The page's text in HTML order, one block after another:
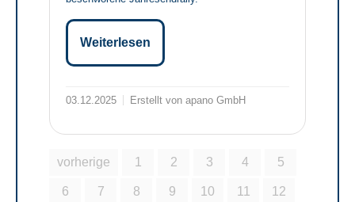
Weiterlesen
03.12.2025 Erstellt von apano GmbH
vorherige 1 2 3 4 5
6 7 8 9 10 11 12